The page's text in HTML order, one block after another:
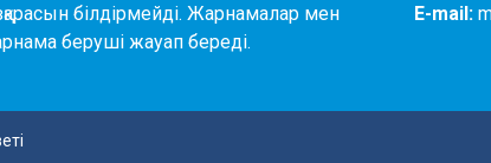
білдірмейді. Жарнамалар мен
беруші жауап береді.
E-mail: